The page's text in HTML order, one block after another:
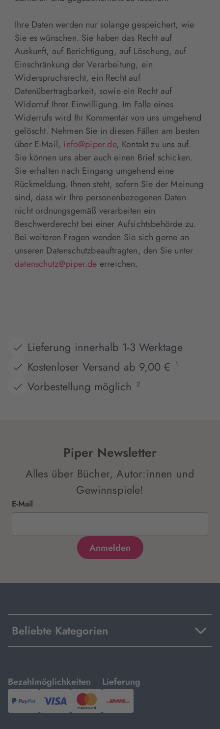
Ihre Daten werden nur solange gespeichert, wie
Sie es wünschen. Sie haben das Recht auf
Auskunft, auf Berichtigung, auf Löschung, auf
Einschränkung der Verarbeitung, ein
Widerspruchsrecht, ein Recht auf
Datenübertragbarkeit, sowie ein Recht auf
Widerruf Ihrer Einwilligung. Im Falle eines
Widerrufs wird Ihr Kommentar von uns umgehend
gelöscht. Nehmen Sie in diesen Fällen am besten
über E-Mail, info@piper.de, Kontakt zu uns auf.
Sie können uns aber auch einen Brief schicken.
Sie erhalten nach Eingang umgehend eine
Rückmeldung. Ihnen steht, sofern Sie der Meinung
sind, dass wir Ihre personenbezogenen Daten
nicht ordnungsgemäß verarbeiten ein
Beschwerderecht bei einer Aufsichtsbehörde zu.
Bei weiteren Fragen wenden Sie sich gerne an
unseren Datenschutzbeauftragten, den Sie unter
datenschutz@piper.de erreichen.
Lieferung innerhalb 1-3 Werktage
Kostenloser Versand ab 9,00 €
1
Vorbestellung möglich 2
Piper Newsletter
Alles über Bücher, Autor:innen und
Gewinnspiele!
E-Mail
Beliebte Kategorien
Bezahlmöglichkeiten
mit
PayPal,Visa
und
Lieferung
mit
DHL.